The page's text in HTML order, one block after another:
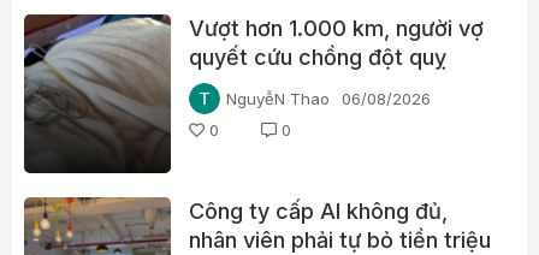
Vượt hơn 1.000 km, người vợ
quyết cứu chồng đột quỵ
NguyễN Thao
06/08/2026
0
0
Công ty cấp AI không đủ,
nhân viên phải tự bỏ tiền triệu